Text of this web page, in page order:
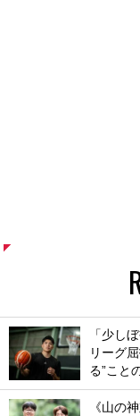
「少し
リーグ
る”こと
《山の